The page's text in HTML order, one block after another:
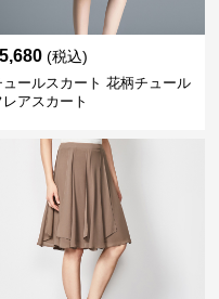
(税込)
ュールスカート 花柄チュール
レアスカート